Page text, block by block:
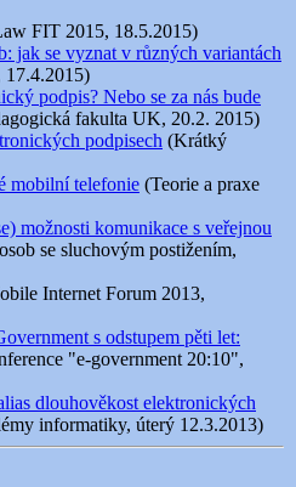
FIT 2015, 18.5.2015)
jak se vyznat v různých variantách
17.4.2015)
podpis? Nebo se za nás bude
fakulta UK, 20.2. 2015)
podpisech (Krátký
mobilní telefonie (Teorie a praxe
možnosti komunikace s veřejnou
se sluchovým postižením,
Internet Forum 2013,
s odstupem pěti let:
"e-government 20:10",
dlouhověkost elektronických
informatiky, úterý 12.3.2013)